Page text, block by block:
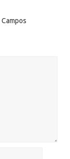
Campos